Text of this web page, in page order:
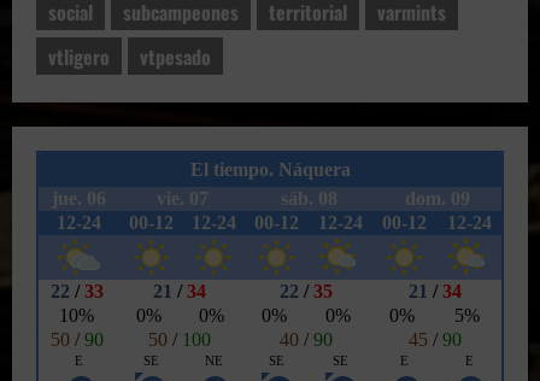
social subcampeones territorial
varmints
vtligero
vtpesado